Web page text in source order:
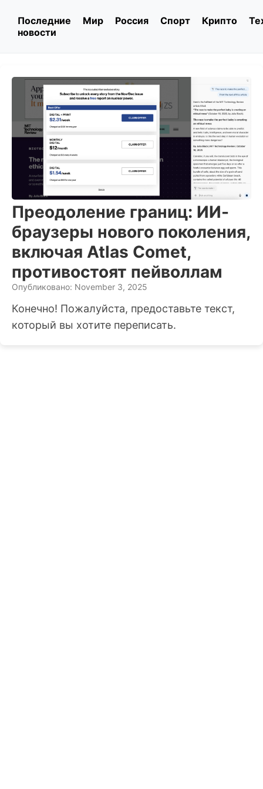
Последние
новости
Мир Россия Спорт Крипто
Преодоление границ: ИИ-
браузеры нового поколения,
включая Atlas Comet,
противостоят пейволлам
Опубликовано: November 3, 2025
Конечно! Пожалуйста, предоставьте текст,
который вы хотите переписать.